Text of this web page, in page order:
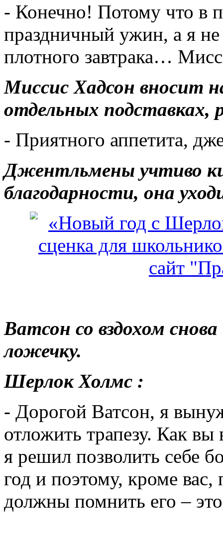
- Конечно! Потому что в
праздничный ужин, а я не
плотного завтрака…
Миссис Хадсон вносит
отдельных подставках,
- Приятного аппетита,
Джентльмены учтиво
благодарности, она
Ватсон со вздохом
ложечку.
Шерлок Холмс :
- Дорогой Ватсон, я
отложить трапезу. Как
я решил позволить себе
год и поэтому, кроме
должны помнить его –